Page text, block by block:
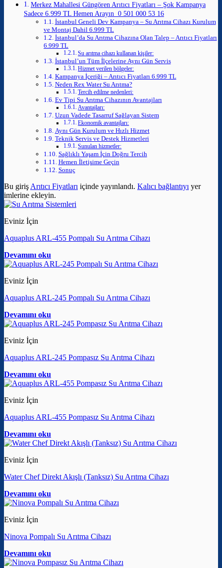
Merkez Mahallesi Güngören Arıtıcı Fiyatları – Şok Kampanya
Sadece 6.999 TL Hemen Arayın 0 501 000 53 16
İstanbul Geneli Dev Kampanya – Su Arıtma Cihazı Kurulum
ve Montaj Dahil 6.999 TL
İstanbul’da Su Arıtma Cihazına Olan Talep – Arıtıcı Fiyatları
6.999 TL
Su arıtma cihazı kullanan kişiler:
İstanbul’un Tüm İlçelerine Aynı Gün Servis
Hizmet verilen bölgeler:
Kampanya İçeriği – Arıtıcı Fiyatları 6.999 TL
Neden Rex Water Su Arıtma?
Tercih edilme nedenleri:
Ev Tipi Su Arıtma Cihazının Avantajları
Avantajları:
Uzun Vadede Tasarruf Sağlayan Sistem
Ekonomik avantajları:
Aynı Gün Kurulum ve Hızlı Hizmet
Teknik Servis ve Destek Hizmetleri
Sunulan hizmetler:
Sağlıklı Yaşam İçin Doğru Tercih
Hemen İletişime Geçin
Sonuç
Bu girişArıtıcı Fiyatları içinde yayınlandı. Kalıcı bağlantıyı yer
imlerine ekleyin.
Eviniz İçin
Aquaplus ARL-455 Pompalı Su Arıtma Cihazı
Devamını oku
Eviniz İçin
Aquaplus ARL-245 Pompalı Su Arıtma Cihazı
Devamını oku
Eviniz İçin
Aquaplus ARL-245 Pompasız Su Arıtma Cihazı
Devamını oku
Eviniz İçin
Aquaplus ARL-455 Pompasız Su Arıtma Cihazı
Devamını oku
Eviniz İçin
Water Chef Direkt Akışlı (Tanksız) Su Arıtma Cihazı
Devamını oku
Eviniz İçin
Ninova Pompalı Su Arıtma Cihazı
Devamını oku